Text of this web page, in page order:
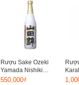
Rượu Sake Ozeki
Yamada Nishiki
720ml
550,000₫